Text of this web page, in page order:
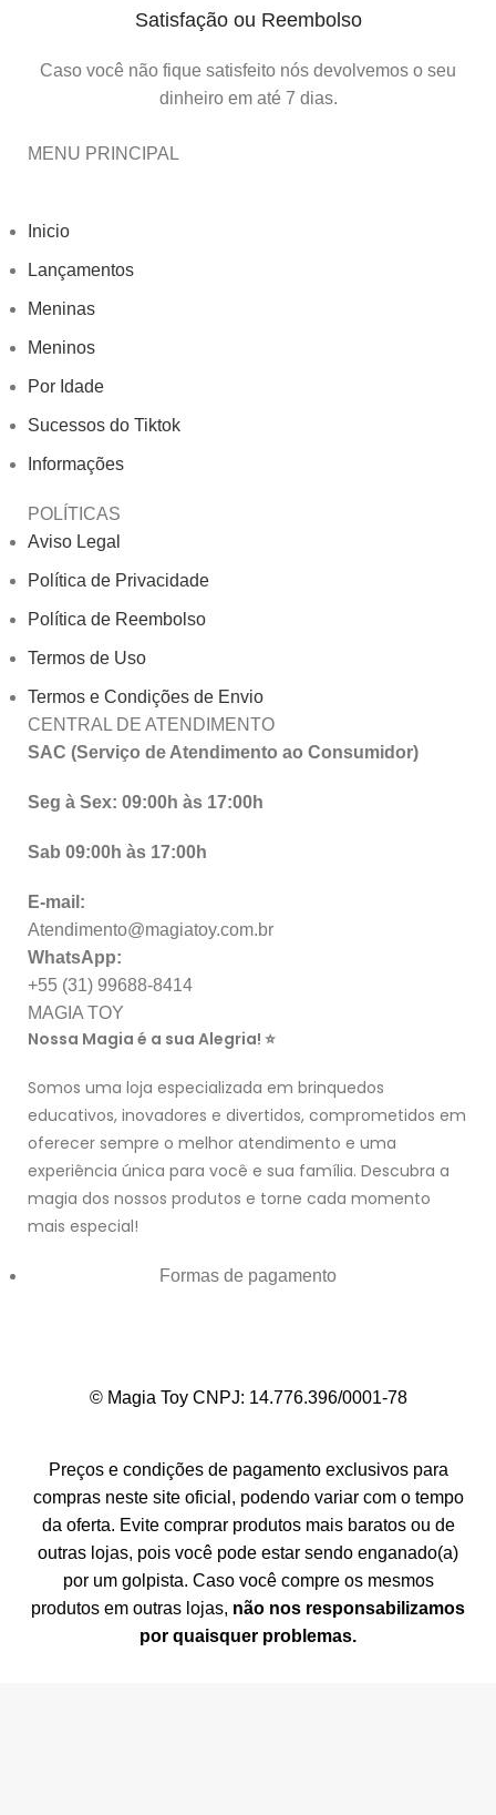
Satisfação ou Reembolso
Caso você não fique satisfeito nós devolvemos o seu
dinheiro em até 7 dias.
MENU PRINCIPAL
Inicio
Lançamentos
Meninas
Meninos
Por Idade
Sucessos do Tiktok
Informações
POLÍTICAS
Aviso Legal
Política de Privacidade
Política de Reembolso
Termos de Uso
Termos e Condições de Envio
CENTRAL DE ATENDIMENTO
SAC (Serviço de Atendimento ao Consumidor)
Seg à Sex: 09:00h às 17:00h
Sab 09:00h às 17:00h
E-mail:
Atendimento@magiatoy.com.br
WhatsApp:
+55 (31) 99688-8414
MAGIA TOY
Nossa Magia é a sua Alegria! ⭐
Somos uma loja especializada em brinquedos
educativos, inovadores e divertidos, comprometidos em
oferecer sempre o melhor atendimento e uma
experiência única para você e sua família. Descubra a
magia dos nossos produtos e torne cada momento
mais especial!
Formas de pagamento
© Magia Toy CNPJ: 14.776.396/0001-78
Preços e condições de pagamento exclusivos para
compras neste site oficial, podendo variar com o tempo
da oferta. Evite comprar produtos mais baratos ou de
outras lojas, pois você pode estar sendo enganado(a)
por um golpista. Caso você compre os mesmos
produtos em outras lojas, não nos responsabilizamos
por quaisquer problemas.